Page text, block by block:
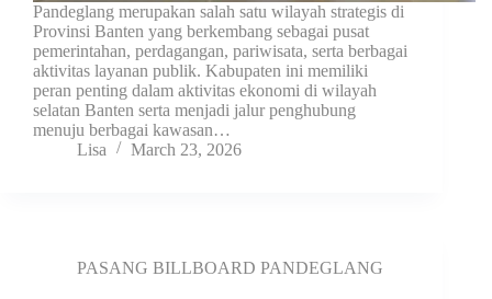
Pandeglang merupakan salah satu wilayah strategis di
Provinsi Banten yang berkembang sebagai pusat
pemerintahan, perdagangan, pariwisata, serta berbagai
aktivitas layanan publik. Kabupaten ini memiliki
peran penting dalam aktivitas ekonomi di wilayah
selatan Banten serta menjadi jalur penghubung
menuju berbagai kawasan…
Lisa
March 23, 2026
PASANG BILLBOARD PANDEGLANG